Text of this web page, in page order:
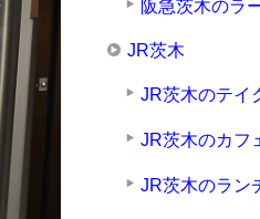
阪急茨木のラ
JR茨木
JR茨木のテイ
JR茨木のカフ
JR茨木のラン